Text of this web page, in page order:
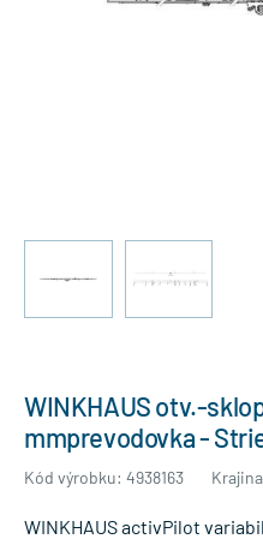
WINKHAUS otv.-
mmprevodovka -
Kód výrobku: 4938163
WINKHAUS activPilot